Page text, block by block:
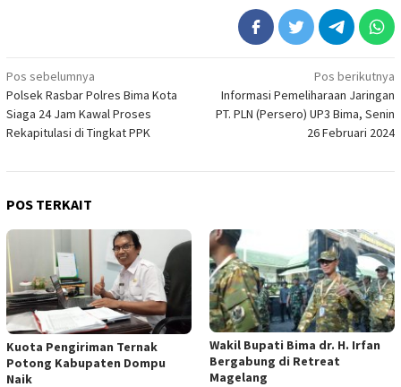
Navigasi
pos
Pos sebelumnya
Polsek Rasbar Polres Bima Kota
Siaga 24 Jam Kawal Proses
Rekapitulasi di Tingkat PPK
Pos berikutnya
Informasi Pemeliharaan Jaringan
PT. PLN (Persero) UP3 Bima, Senin
26 Februari 2024
POS TERKAIT
Kuota Pengiriman Ternak
Potong Kabupaten Dompu
Naik
Wakil Bupati Bima dr. H. Irfan
Bergabung di Retreat
Magelang